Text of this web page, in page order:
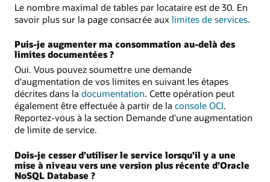
Le nombre maximal de tables par locataire est de 30. En
savoir plus sur la page consacrée aux limites de services.
Puis-je augmenter ma consommation au-delà des
limites documentées ?
Oui. Vous pouvez soumettre une demande
d'augmentation de vos limites en suivant les étapes
décrites dans la documentation. Cette opération peut
également être effectuée à partir de la console OCI.
Reportez-vous à la section Demande d'une augmentation
de limite de service.
Dois-je cesser d’utiliser le service lorsqu’il y a une
mise à niveau vers une version plus récente d’Oracle
NoSQL Database ?